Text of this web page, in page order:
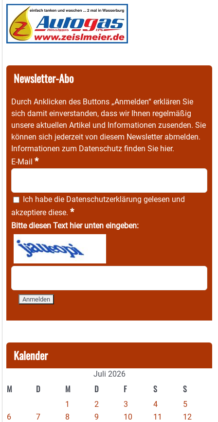
Newsletter-Abo
Durch Anklicken des Buttons „Anmelden“ erklären Sie
sich damit einverstanden, dass wir Ihnen regelmäßig
unsere aktuellen Artikel und Informationen zusenden. Sie
können sich jederzeit von diesem Newsletter abmelden.
Informationen zum Datenschutz finden Sie hier.
E-Mail *
Ich habe die Datenschutzerklärung gelesen und
akzeptiere diese. *
Bitte diesen Text hier unten eingeben:
Kalender
Juli 2026
M D M D F S S
1 2 3 4
5
6
7 8 9 10 11
12